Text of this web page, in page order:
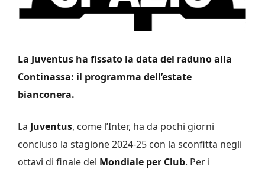
La Juventus ha fissato la data del raduno alla
Continassa: il programma dell’estate
bianconera.
La Juventus, come l’Inter, ha da pochi giorni
concluso la stagione 2024-25 con la sconfitta negli
ottavi di finale del Mondiale per Club. Per i